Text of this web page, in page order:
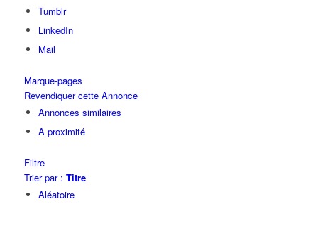
Tumblr
LinkedIn
Mail
Marque-pages
Revendiquer cette Annonce
Annonces similaires
A proximité
Filtre
Trier par : Titre
Aléatoire